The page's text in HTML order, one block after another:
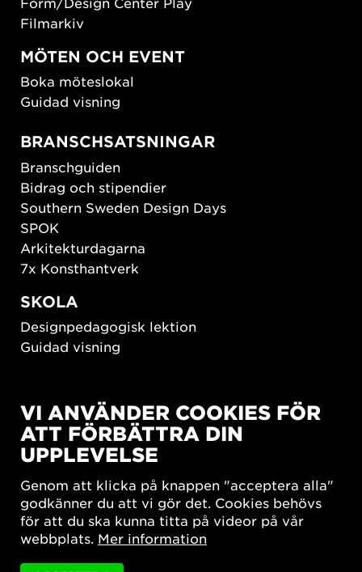
Filmarkiv
MÖTEN OCH EVENT
Boka möteslokal
Guidad visning
BRANSCHSATSNINGAR
Branschguiden
Bidrag och stipendier
Southern Sweden Design Days
SPOK
Arkitekturdagarna
7x Konsthantverk
SKOLA
Designpedagogisk lektion
Guidad visning
New European Bauhaus
SUSTAINORDIC
Share Future Living
What Matter_s
VI ANVÄNDER COOKIES FÖR
ATT FÖRBÄTTRA DIN
UPPLEVELSE
Genom att klicka på knappen "acceptera alla"
godkänner du att vi gör det. Cookies behövs
för att du ska kunna titta på videor på vår
webbplats. Mer information